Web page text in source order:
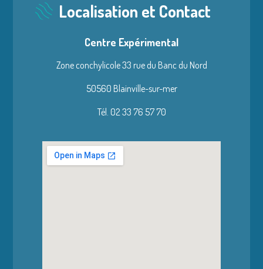
Localisation et Contact
Centre Expérimental
Zone conchylicole 33 rue du Banc du Nord
50560 Blainville-sur-mer
Tél. 02 33 76 57 70